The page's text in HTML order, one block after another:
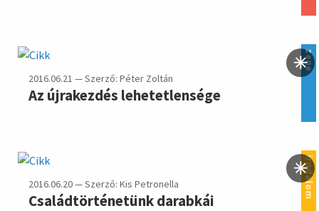
zene
2016.06.21 — Szerző: Péter Zoltán
Az újrakezdés lehetetlensége
irodalom
2016.06.20 — Szerző: Kis Petronella
Családtörténetünk darabkái